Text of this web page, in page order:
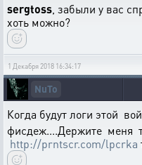
sergtoss , забыли у вас
хоть можно?
1 Декабря 2018 16:34:17
NuTo
Когда будут логи этой
фисдеж....Держите меня
http://prntscr.com/lpcrka